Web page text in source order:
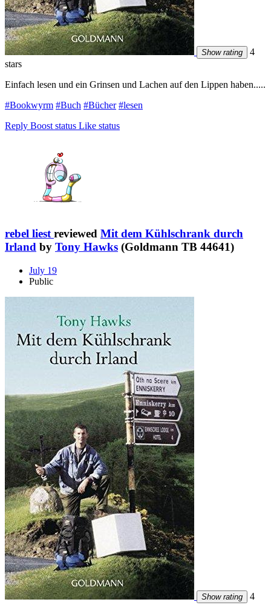
Show rating
4
stars
Einfach lesen und ein Grinsen und Lachen auf den Lippen haben.....
#Bookwyrm #Buch #Bücher #lesen
Reply Boost status Like status
rebel liest reviewed Mit dem Kühlschrank durch
Irland by Tony Hawks (Goldmann TB 44641)
July 19
Public
Show rating
4